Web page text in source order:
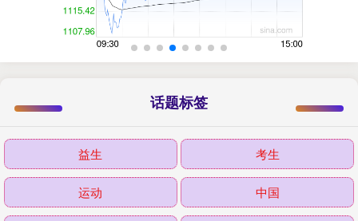
话题标签
益生 考生
运动 中国